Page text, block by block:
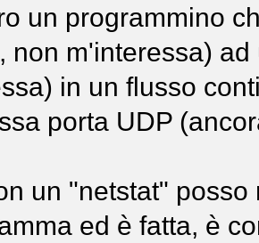
un programmino
non m'interessa)
in un flusso
porta UDP
un "netstat"
ed è fatta, è